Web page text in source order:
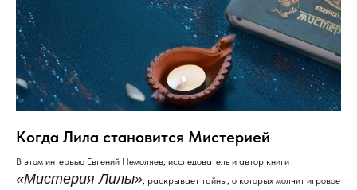
Когда Лила становится Мистерией
В этом интервью Евгений Немоляев, исследователь и автор книги
«Мистерия Лилы», раскрывает тайны, о которых молчит игровое